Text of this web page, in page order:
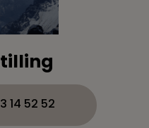
14 52 52